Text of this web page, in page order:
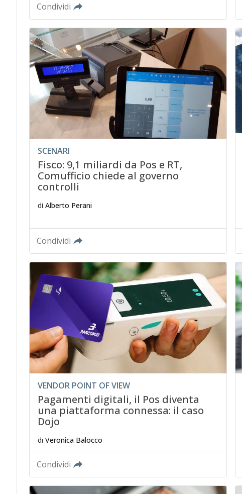
Condividi
SCENARI
Fisco: 9,1 miliardi da Pos e RT,
Comufficio chiede al governo
controlli
di Alberto Perani
Condividi
VENDOR POINT OF VIEW
Pagamenti digitali, il Pos diventa
una piattaforma connessa: il caso
Dojo
di Veronica Balocco
Condividi